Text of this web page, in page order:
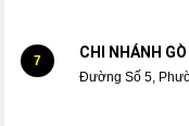
7 CHI NHÁNH GÒ
Đường Số 5,